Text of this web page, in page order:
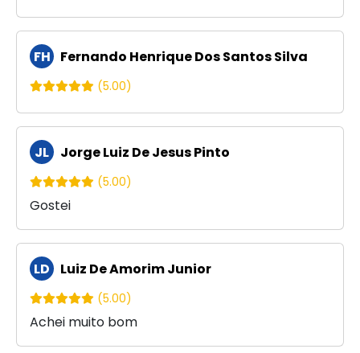
FH Fernando Henrique Dos Santos Silva
(5.00)
JL Jorge Luiz De Jesus Pinto
(5.00)
Gostei
LD Luiz De Amorim Junior
(5.00)
Achei muito bom